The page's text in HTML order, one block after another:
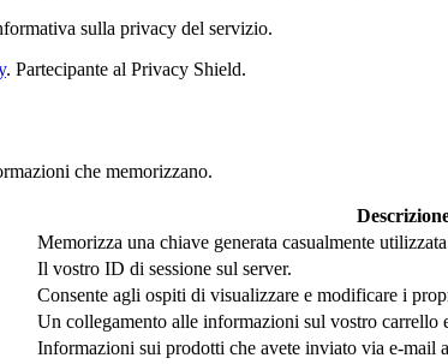
sulla privacy del servizio.
. Partecipante al Privacy Shield.
che memorizzano.
Memorizza una chiave generata casualmente
Il vostro ID di sessione sul server.
Consente agli ospiti di visualizzare e modificare i
Un collegamento alle informazioni sul vostro carrello
Informazioni sui prodotti che avete inviato via e-mail